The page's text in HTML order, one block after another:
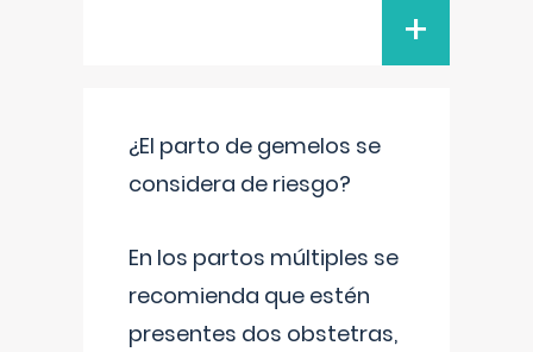
+
¿El parto de gemelos se
considera de riesgo?
En los partos múltiples se
recomienda que estén
presentes dos obstetras,